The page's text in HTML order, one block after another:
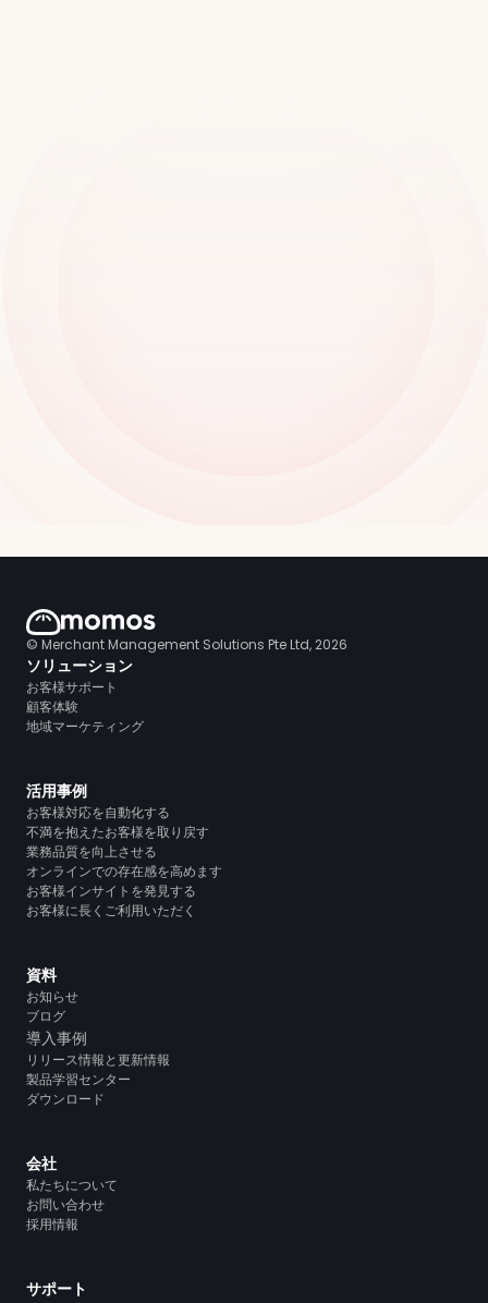
© Merchant Management Solutions Pte Ltd, 2026
ソリューション
お客様サポート
顧客体験
地域マーケティング
活用事例
お客様対応を自動化する
不満を抱えたお客様を取り戻す
業務品質を向上させる
オンラインでの存在感を高めます
お客様インサイトを発見する
お客様に長くご利用いただく
資料
お知らせ
ブログ
導入事例
リリース情報と更新情報
製品学習センター
ダウンロード
会社
私たちについて
お問い合わせ
採用情報
サポート